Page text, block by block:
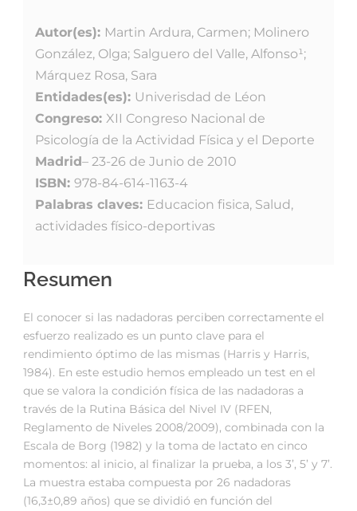
Autor(es): Martin Ardura, Carmen; Molinero
González, Olga; Salguero del Valle, Alfonso¹;
Márquez Rosa, Sara
Entidades(es): Univerisdad de Léon
Congreso: XII Congreso Nacional de
Psicología de la Actividad Física y el Deporte
Madrid– 23-26 de Junio de 2010
ISBN: 978-84-614-1163-4
Palabras claves: Educacion fisica, Salud,
actividades físico-deportivas
Resumen
El conocer si las nadadoras perciben correctamente el
esfuerzo realizado es un punto clave para el
rendimiento óptimo de las mismas (Harris y Harris,
1984). En este estudio hemos empleado un test en el
que se valora la condición física de las nadadoras a
través de la Rutina Básica del Nivel IV (RFEN,
Reglamento de Niveles 2008/2009), combinada con la
Escala de Borg (1982) y la toma de lactato en cinco
momentos: al inicio, al finalizar la prueba, a los 3’, 5’ y 7’.
La muestra estaba compuesta por 26 nadadoras
(16,3±0,89 años) que se dividió en función del